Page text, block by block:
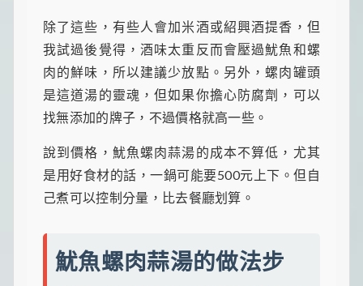
除了這些，有些人會加米酒或紹興酒提香，但
我試過後覺得，酒味太重反而會壓過魷魚和螺
肉的鮮味，所以建議少放點。另外，螺肉罐頭
是這道湯的靈魂，但如果你擔心防腐劑，可以
找無添加的牌子，不過價格就高一些。
說到價格，魷魚螺肉蒜湯的成本不算低，尤其
是用好食材的話，一鍋可能要500元上下。但自
己煮可以控制分量，比去餐廳划算。
魷魚螺肉蒜湯的做法步